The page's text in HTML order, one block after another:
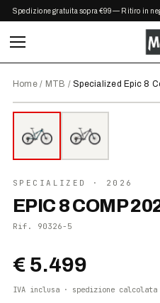
Spedizione gratuita sopra €99 — Ritiro in
Home/ MTB / Specialized Epic 8
SPECIALIZED · 2026
EPIC 8 COMP
Rif. 90326-5
€ 5.499
IVA inclusa · spedizione calcolata